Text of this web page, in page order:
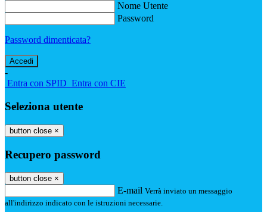
Nome Utente
Password
Password dimenticata?
-
Entra con SPID Entra con CIE
Seleziona utente
button close ×
Recupero password
button close ×
E-mail Verrà inviato un messaggio
all'indirizzo indicato con le istruzioni necessarie.